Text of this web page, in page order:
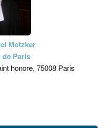
Metzker
de Paris
honore, 75008 Paris